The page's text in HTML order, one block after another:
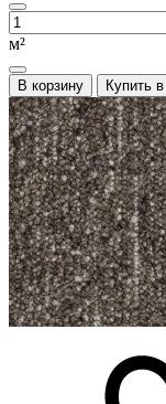
м²
В корзину Купить